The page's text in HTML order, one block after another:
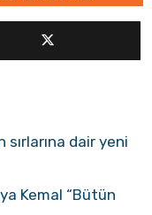
dair yeni
Kemal “Bütün